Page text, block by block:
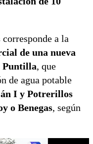
a la
de una nueva
Puntilla, que
de agua potable
I y Potrerillos
o Benegas, según